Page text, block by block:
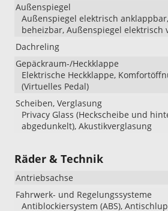
Außenspiegel
Außenspiegel elektrisch
beheizbar, Außenspiegel elektrisch
Dachreling
Gepäckraum-/Heckklappe
Elektrische Heckklappe,
(Virtuelles Pedal)
Scheiben, Verglasung
Privacy Glass (Heckscheibe und
abgedunkelt), Akustikverglasung
Räder & Technik
Antriebsachse
Fahrwerk- und Regelungssysteme
Antiblockiersystem (ABS),